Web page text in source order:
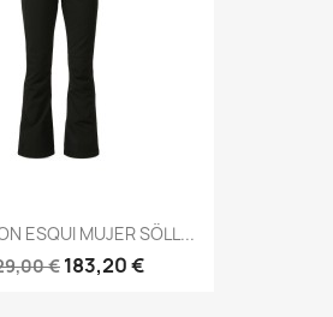
ESQUI MUJER SÖLL...
€ 183,20 €